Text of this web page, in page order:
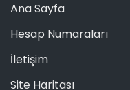
Ana Sayfa
Hesap Numaraları
İletişim
Site Haritası